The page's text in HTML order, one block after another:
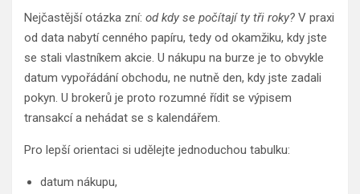
Nejčastější otázka zní: od kdy se počítají ty tři roky? V praxi
od data nabytí cenného papíru, tedy od okamžiku, kdy jste
se stali vlastníkem akcie. U nákupu na burze je to obvykle
datum vypořádání obchodu, ne nutně den, kdy jste zadali
pokyn. U brokerů je proto rozumné řídit se výpisem
transakcí a nehádat se s kalendářem.
Pro lepší orientaci si udělejte jednoduchou tabulku:
datum nákupu,